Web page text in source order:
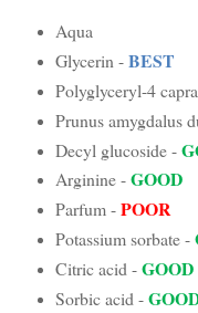
Aqua
Glycerin -BEST
Polyglyceryl-4
Prunus amygdalus
Decyl glucoside -
Arginine -GOOD
Parfum -POOR
Potassium sorbate -
Citric acid -GOOD
Sorbic acid -